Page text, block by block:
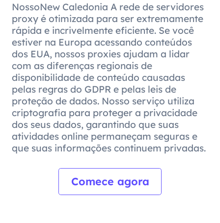
NossoNew Caledonia A rede de servidores
proxy é otimizada para ser extremamente
rápida e incrivelmente eficiente. Se você
estiver na Europa acessando conteúdos
dos EUA, nossos proxies ajudam a lidar
com as diferenças regionais de
disponibilidade de conteúdo causadas
pelas regras do GDPR e pelas leis de
proteção de dados. Nosso serviço utiliza
criptografia para proteger a privacidade
dos seus dados, garantindo que suas
atividades online permaneçam seguras e
que suas informações continuem privadas.
Comece agora